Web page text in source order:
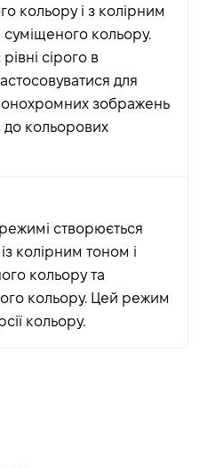
кольору і з колірним
суміщеного кольору.
сірого в
для
зображень
до кольорових
створюється
колірним тоном і
кольору та
кольору. Цей режим
кольору.